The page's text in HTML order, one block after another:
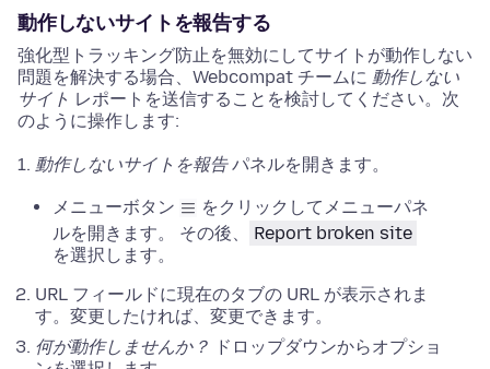
動作しないサイトを報告する
強化型トラッキング防止を無効にしてサイトが動作しない
問題を解決する場合、Webcompat チームに 動作しない
サイト レポートを送信することを検討してください。次
のように操作します:
動作しないサイトを報告パネルを開きます。
メニューボタン
をクリックしてメニューパネ
ルを開きます。 その後、
Report broken site
を選択します。
URL フィールドに現在のタブの URL が表示されま
す。変更したければ、変更できます。
何が動作しませんか？ ドロップダウンからオプショ